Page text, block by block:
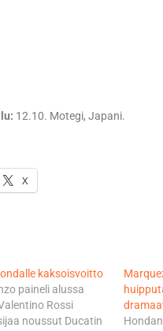
12.10. Motegi, Japani.
X
kaksoisvoitto
paineli alussa
Rossi
noussut Ducatin